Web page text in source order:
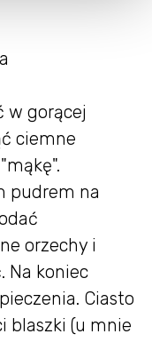
w gorącej
ciemne
pudrem na
orzechy i
Na koniec
Ciasto
blaszki (u mnie